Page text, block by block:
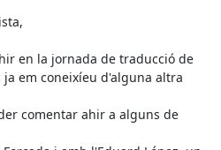
en la jornada de traducció de
em coneixíeu d'alguna altra
comentar ahir a alguns de